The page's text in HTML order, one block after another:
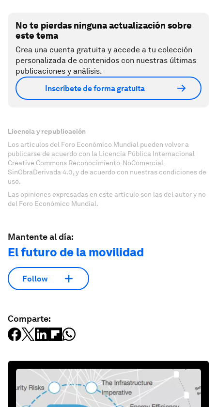
No te pierdas ninguna actualización sobre
este tema
Crea una cuenta gratuita y accede a tu colección
personalizada de contenidos con nuestras últimas
publicaciones y análisis.
Inscríbete de forma gratuita
Licencia y republicación
Los artículos del Foro Económico Mundial pueden volver a
publicarse de acuerdo con la Licencia Pública Internacional
Creative Commons Reconocimiento-NoComercial-
SinObraDerivada 4.0, y de acuerdo con nuestras condiciones de
uso.
Las opiniones expresadas en este artículo son las del autor y no
del Foro Económico Mundial.
Mantente al día:
El futuro de la movilidad
Follow
Comparte: